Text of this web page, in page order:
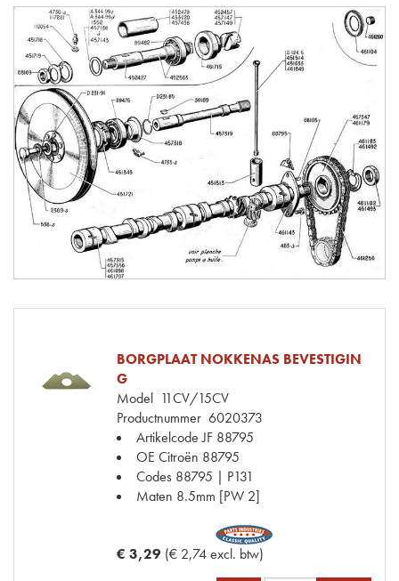
BORGPLAAT NOKKENAS BEVESTIGIN
G
Model 11CV/15CV
Productnummer 6020373
Artikelcode JF 88795
OE Citroën 88795
Codes 88795 | P131
Maten 8.5mm [PW 2]
€ 3,29 (€ 2,74 excl. btw)